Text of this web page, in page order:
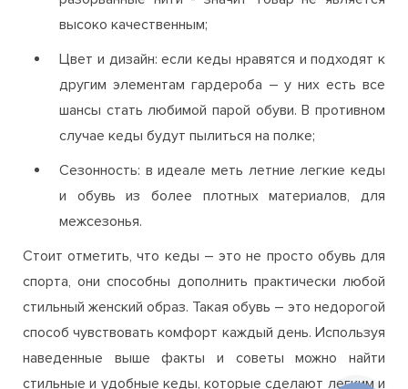
высоко качественным;
Цвет и дизайн: если кеды нравятся и подходят к
другим элементам гардероба – у них есть все
шансы стать любимой парой обуви. В противном
случае кеды будут пылиться на полке;
Сезонность: в идеале меть летние легкие кеды
и обувь из более плотных материалов, для
межсезонья.
Стоит отметить, что кеды – это не просто обувь для
спорта, они способны дополнить практически любой
стильный женский образ. Такая обувь – это недорогой
способ чувствовать комфорт каждый день. Используя
наведенные выше факты и советы можно найти
стильные и удобные кеды, которые сделают легким и